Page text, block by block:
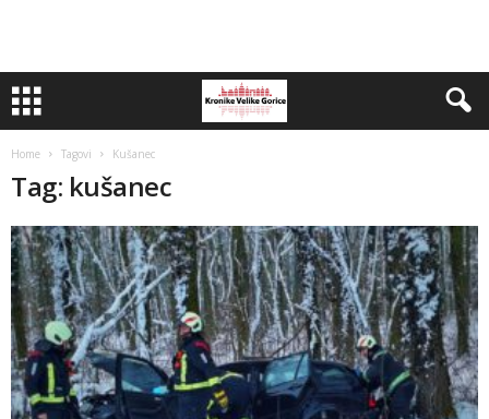
Home Tagovi Kušanec
Tag: kušanec